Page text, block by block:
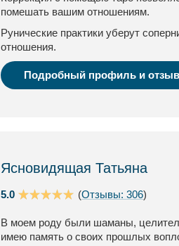
помешать вашим отношениям.
Рунические практики уберут
отношения.
Подробный профиль и
Ясновидящая Татьяна
5.0 (Отзывы: 306)
В моем роду были шаманы,
имею память о своих прошлых